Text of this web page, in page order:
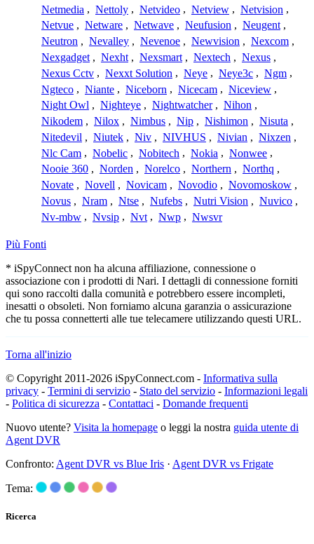
Netmedia , Nettoly , Netvideo , Netview , Netvision ,
Netvue , Netware , Netwave , Neufusion , Neugent ,
Neutron , Nevalley , Nevenoe , Newvision , Nexcom ,
Nexgadget , Nexht , Nexsmart , Nextech , Nexus ,
Nexus Cctv , Nexxt Solution , Neye , Neye3c , Ngm ,
Ngteco , Niante , Niceborn , Nicecam , Niceview ,
Night Owl , Nighteye , Nightwatcher , Nihon ,
Nikodem , Nilox , Nimbus , Nip , Nishimon , Nisuta ,
Nitedevil , Niutek , Niv , NIVHUS , Nivian , Nixzen ,
Nlc Cam , Nobelic , Nobitech , Nokia , Nonwee ,
Nooie 360 , Norden , Norelco , Northern , Northq ,
Novate , Novell , Novicam , Novodio , Novomoskow ,
Novus , Nram , Ntse , Nufebs , Nutri Vision , Nuvico ,
Nv-mbw , Nvsip , Nvt , Nwp , Nwsvr
Più Fonti
* iSpyConnect non ha alcuna affiliazione, connessione o
associazione con i prodotti di Nari. I dettagli di connessione forniti
qui sono raccolti dalla comunità e potrebbero essere incompleti,
inesatti o obsoleti. Non forniamo alcuna garanzia o assicurazione
che tu possa connetterti alle tue telecamere utilizzando questi URL.
Torna all'inizio
© Copyright 2011-2026 iSpyConnect.com - Informativa sulla
privacy - Termini di servizio - Stato del servizio - Informazioni legali
- Politica di sicurezza - Contattaci - Domande frequenti
Nuovo utente? Visita la homepage o leggi la nostra guida utente di
Agent DVR
Confronto: Agent DVR vs Blue Iris · Agent DVR vs Frigate
Tema:
Ricerca